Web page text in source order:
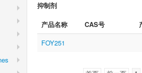
抑制剂
产品名称
CAS号
FOY251